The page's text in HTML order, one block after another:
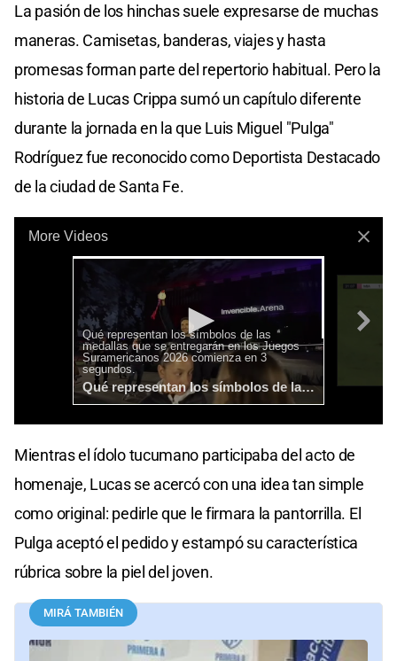
La pasión de los hinchas suele expresarse de muchas
maneras. Camisetas, banderas, viajes y hasta
promesas forman parte del repertorio habitual. Pero la
historia de Lucas Crippa sumó un capítulo diferente
durante la jornada en la que Luis Miguel "Pulga"
Rodríguez fue reconocido como Deportista Destacado
de la ciudad de Santa Fe.
Mientras el ídolo tucumano participaba del acto de
homenaje, Lucas se acercó con una idea tan simple
como original: pedirle que le firmara la pantorrilla. El
Pulga aceptó el pedido y estampó su característica
rúbrica sobre la piel del joven.
MIRÁ TAMBIÉN